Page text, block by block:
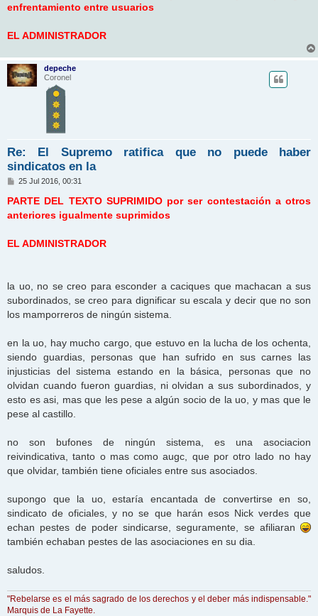
e
enfrentamiento entre usuarios
EL ADMINISTRADOR
depeche
Coronel
Re: El Supremo ratifica que no puede haber
sindicatos en la
M
n
a
25 Jul 2016, 00:31
PARTE DEL TEXTO SUPRIMIDO por ser contestación a otros
anteriores igualmente suprimidos
EL ADMINISTRADOR
la uo, no se creo para esconder a caciques que machacan a sus
subordinados, se creo para dignificar su escala y decir que no son
los mamporreros de ningún sistema.
en la uo, hay mucho cargo, que estuvo en la lucha de los ochenta,
siendo guardias, personas que han sufrido en sus carnes las
injusticias del sistema estando en la básica, personas que no
olvidan cuando fueron guardias, ni olvidan a sus subordinados, y
esto es asi, mas que les pese a algún socio de la uo, y mas que le
pese al castillo.
no son bufones de ningún sistema, es una asociacion
reivindicativa, tanto o mas como augc, que por otro lado no hay
que olvidar, también tiene oficiales entre sus asociados.
supongo que la uo, estaría encantada de convertirse en so,
sindicato de oficiales, y no se que harán esos Nick verdes que
echan pestes de poder sindicarse, seguramente, se afiliaran
también echaban pestes de las asociaciones en su dia.
saludos.
"Rebelarse es el más sagrado de los derechos y el deber más indispensable."
Marquis de La Fayette.